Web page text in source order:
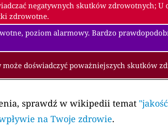
negatywnych skutków zdrowotnych; U
zdrowotne.
poziom alarmowy. Bardzo
doświadczyć poważniejszych skutków
sprawdź w wikipedii temat
na Twoje zdrowie.